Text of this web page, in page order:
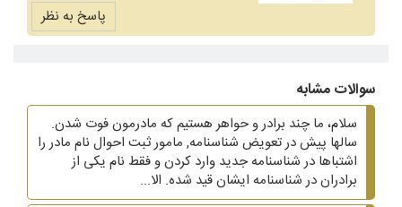
پاسخ به نظر
سوالات مشابه
سلام، ما چند برادر و حواهر هستیم که مادرمون فوت شدن.
سالها پیش در تعویض شناسنامه, مامور ثبت احوال نام مادر را
اشتباها در شناسنامه جدید وارد کردن و فقط نام یکی از
برادران در شناسنامه ایشان قید شده. الا...